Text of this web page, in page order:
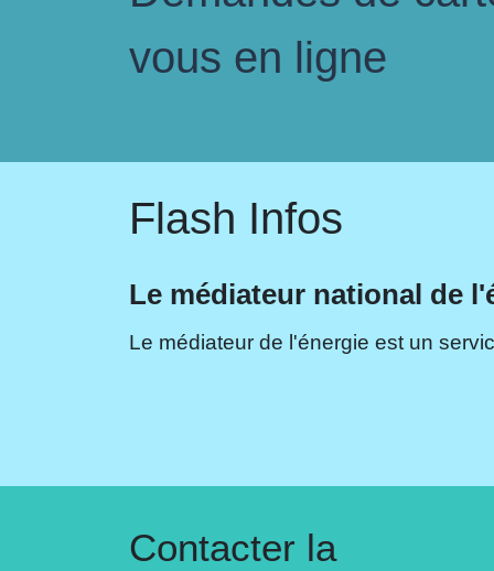
vous en ligne
Flash Infos
Le médiateur national de
Le médiateur de l'énergie est un
Contacter la